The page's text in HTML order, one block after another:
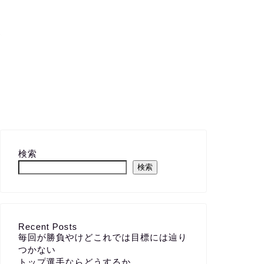
検索
検索
Recent Posts
毎回が勝負やけどこれでは目標には辿り
つかない
トップ選手ならどうするか